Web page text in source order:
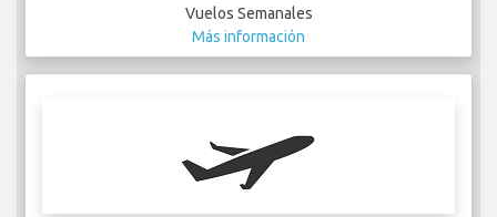
Vuelos Semanales
Más información